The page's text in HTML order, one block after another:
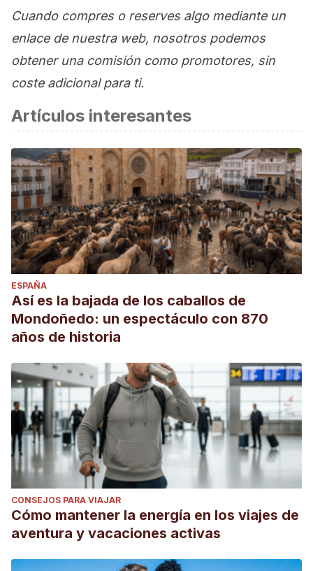
Cuando compres o reserves algo mediante un
enlace de nuestra web, nosotros podemos
obtener una comisión como promotores, sin
coste adicional para ti.
Artículos interesantes
ESPAÑA
Así es la bajada de los caballos de
Mondoñedo: un espectáculo con 870
años de historia
CONSEJOS PARA VIAJAR
Cómo mantener la energía en los viajes de
aventura y vacaciones activas